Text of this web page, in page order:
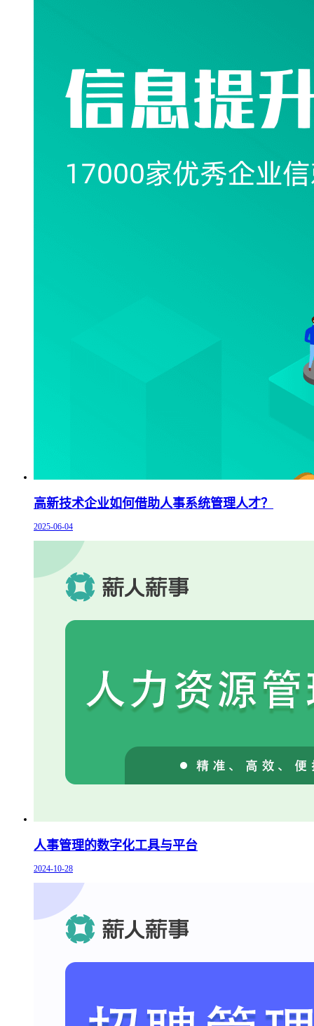
高新技术企业如何借助人事系统管理人才？
2025-06-04
人事管理的数字化工具与平台
2024-10-28